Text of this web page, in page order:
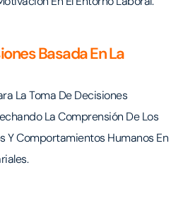
Basada En La
La Toma De Decisiones
La Comprensión De Los
Y Comportamientos Humanos En